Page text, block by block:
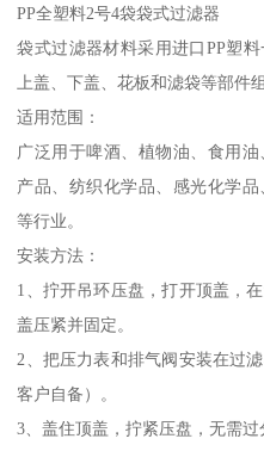
PP全塑料2号4袋袋式过滤器
袋式过滤器材料采用进口PP塑
上盖、下盖、花板和滤袋等部件
适用范围：
广泛用于啤酒、植物油、食用
产品、纺织化学品、感光化学
等行业。
安装方法：
1、拧开吊环压盘，打开顶盖，
盖压紧并固定。
2、把压力表和排气阀安装在过
客户自备）。
3、盖住顶盖，拧紧压盘，无需过